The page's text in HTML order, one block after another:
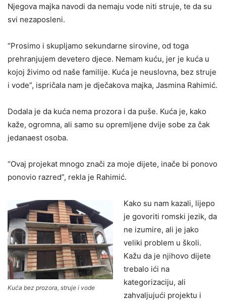
Njegova majka navodi da nemaju vode niti struje, te da su
svi nezaposleni.
“Prosimo i skupljamo sekundarne sirovine, od toga
prehranjujem devetero djece. Nemam kuću, jer je kuća u
kojoj živimo od naše familije. Kuća je neuslovna, bez struje
i vode”, ispričala nam je dječakova majka, Jasmina Rahimić.
Dodala je da kuća nema prozora i da puše. Kuća je, kako
kaže, ogromna, ali samo su opremljene dvije sobe za čak
jedanaest osoba.
“Ovaj projekat mnogo znači za moje dijete, inače bi ponovo
ponovio razred”, rekla je Rahimić.
Kuća bez prozora, struje i vode
Kako su nam kazali, lijepo
je govoriti romski jezik, da
ne izumire, ali je jako
veliki problem u školi.
Kažu da je njihovo dijete
trebalo ići na
kategorizaciju, ali
zahvaljujući projektu i